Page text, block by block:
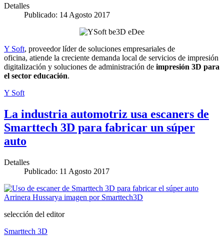
Detalles
Publicado: 14 Agosto 2017
Y Soft, proveedor líder de soluciones empresariales de
oficina, atiende la creciente demanda local de servicios de impresión
digitalización y soluciones de administración de impresión 3D para
el sector educación.
Y Soft
La industria automotriz usa escaners de
Smarttech 3D para fabricar un súper
auto
Detalles
Publicado: 11 Agosto 2017
selección del editor
Smarttech 3D